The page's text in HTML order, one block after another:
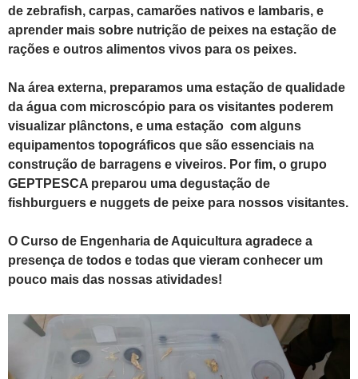
de zebrafish, carpas, camarões nativos e lambaris, e
aprender mais sobre nutrição de peixes na estação de
rações e outros alimentos vivos para os peixes.
Na área externa, preparamos uma estação de qualidade
da água com microscópio para os visitantes poderem
visualizar plânctons, e uma estação com alguns
equipamentos topográficos que são essenciais na
construção de barragens e viveiros. Por fim, o grupo
GEPTPESCA preparou uma degustação de
fishburguers e nuggets de peixe para nossos visitantes.
O Curso de Engenharia de Aquicultura agradece a
presença de todos e todas que vieram conhecer um
pouco mais das nossas atividades!